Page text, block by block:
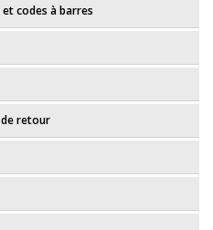
codes à barres
de retour